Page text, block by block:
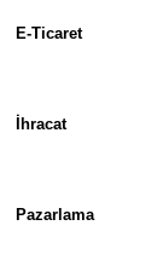
E-Ticaret
İhracat
Pazarlama